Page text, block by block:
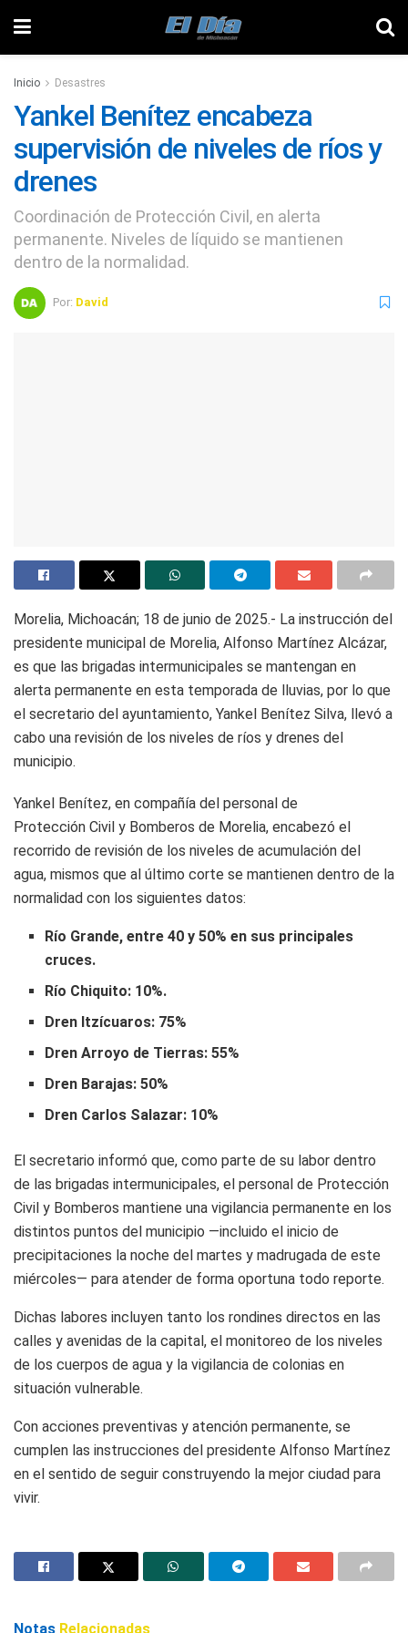
Inicio Desastres
Yankel Benítez encabeza
supervisión de niveles de ríos y
drenes
Coordinación de Protección Civil, en alerta
permanente. Niveles de líquido se mantienen
dentro de la normalidad.
Por: David
Morelia, Michoacán; 18 de junio de 2025.- La instrucción del
presidente municipal de Morelia, Alfonso Martínez Alcázar,
es que las brigadas intermunicipales se mantengan en
alerta permanente en esta temporada de lluvias, por lo que
el secretario del ayuntamiento, Yankel Benítez Silva, llevó a
cabo una revisión de los niveles de ríos y drenes del
municipio.
Yankel Benítez, en compañía del personal de
Protección Civil y Bomberos de Morelia, encabezó el
recorrido de revisión de los niveles de acumulación del
agua, mismos que al último corte se mantienen dentro de la
normalidad con los siguientes datos:
Río Grande, entre 40 y 50% en sus principales
cruces.
Río Chiquito: 10%.
Dren Itzícuaros: 75%
Dren Arroyo de Tierras: 55%
Dren Barajas: 50%
Dren Carlos Salazar: 10%
El secretario informó que, como parte de su labor dentro
de las brigadas intermunicipales, el personal de Protección
Civil y Bomberos mantiene una vigilancia permanente en los
distintos puntos del municipio —incluido el inicio de
precipitaciones la noche del martes y madrugada de este
miércoles— para atender de forma oportuna todo reporte.
Dichas labores incluyen tanto los rondines directos en las
calles y avenidas de la capital, el monitoreo de los niveles
de los cuerpos de agua y la vigilancia de colonias en
situación vulnerable.
Con acciones preventivas y atención permanente, se
cumplen las instrucciones del presidente Alfonso Martínez
en el sentido de seguir construyendo la mejor ciudad para
vivir.
Notas Relacionadas